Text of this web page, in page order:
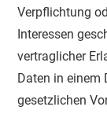
Verpflichtung
Interessen
vertraglicher
Daten in einem
gesetzlichen